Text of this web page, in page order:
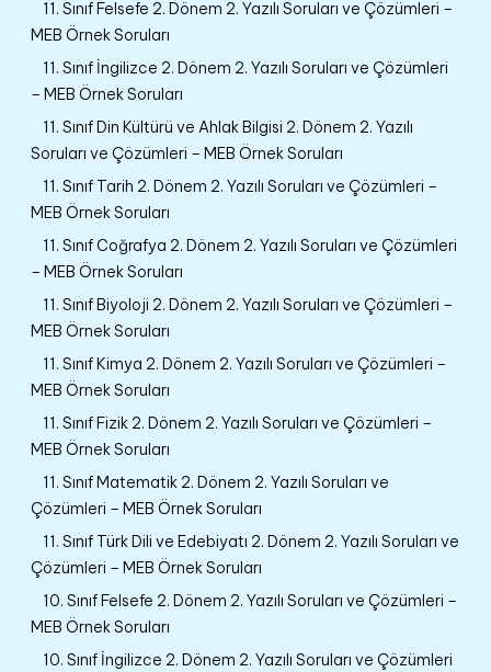
11. Sınıf Felsefe 2. Dönem 2. Yazılı Soruları ve Çözümleri –
MEB Örnek Soruları
11. Sınıf İngilizce 2. Dönem 2. Yazılı Soruları ve Çözümleri
– MEB Örnek Soruları
11. Sınıf Din Kültürü ve Ahlak Bilgisi 2. Dönem 2. Yazılı
Soruları ve Çözümleri – MEB Örnek Soruları
11. Sınıf Tarih 2. Dönem 2. Yazılı Soruları ve Çözümleri –
MEB Örnek Soruları
11. Sınıf Coğrafya 2. Dönem 2. Yazılı Soruları ve Çözümleri
– MEB Örnek Soruları
11. Sınıf Biyoloji 2. Dönem 2. Yazılı Soruları ve Çözümleri –
MEB Örnek Soruları
11. Sınıf Kimya 2. Dönem 2. Yazılı Soruları ve Çözümleri –
MEB Örnek Soruları
11. Sınıf Fizik 2. Dönem 2. Yazılı Soruları ve Çözümleri –
MEB Örnek Soruları
11. Sınıf Matematik 2. Dönem 2. Yazılı Soruları ve
Çözümleri – MEB Örnek Soruları
11. Sınıf Türk Dili ve Edebiyatı 2. Dönem 2. Yazılı Soruları ve
Çözümleri – MEB Örnek Soruları
10. Sınıf Felsefe 2. Dönem 2. Yazılı Soruları ve Çözümleri –
MEB Örnek Soruları
10. Sınıf İngilizce 2. Dönem 2. Yazılı Soruları ve Çözümleri